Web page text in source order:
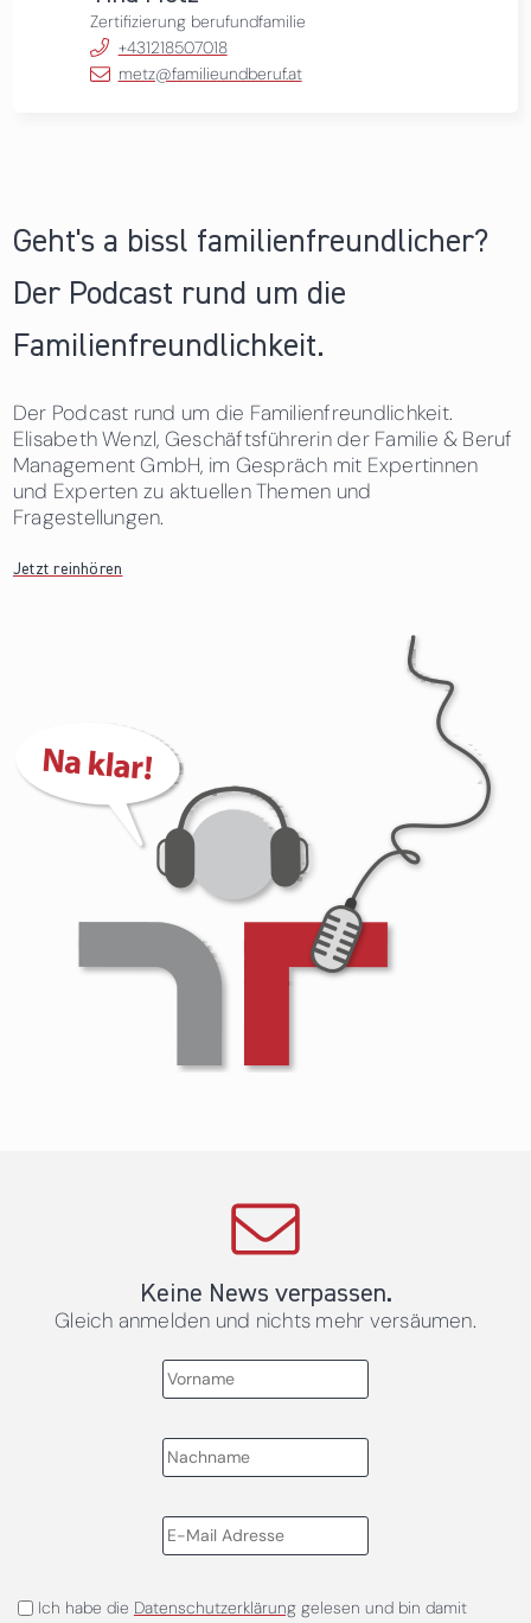
Zertifizierung berufundfamilie
+431218507018
metz@familieundberuf.at
Geht's a bissl familienfreundlicher?
Der Podcast rund um die
Familienfreundlichkeit.
Der Podcast rund um die Familienfreundlichkeit.
Elisabeth Wenzl, Geschäftsführerin der Familie & Beruf
Management GmbH, im Gespräch mit Expertinnen
und Experten zu aktuellen Themen und
Fragestellungen.
Jetzt reinhören
Keine News verpassen.
Gleich anmelden und nichts mehr versäumen.
Ich habe die Datenschutzerklärunggelesen und bin damit